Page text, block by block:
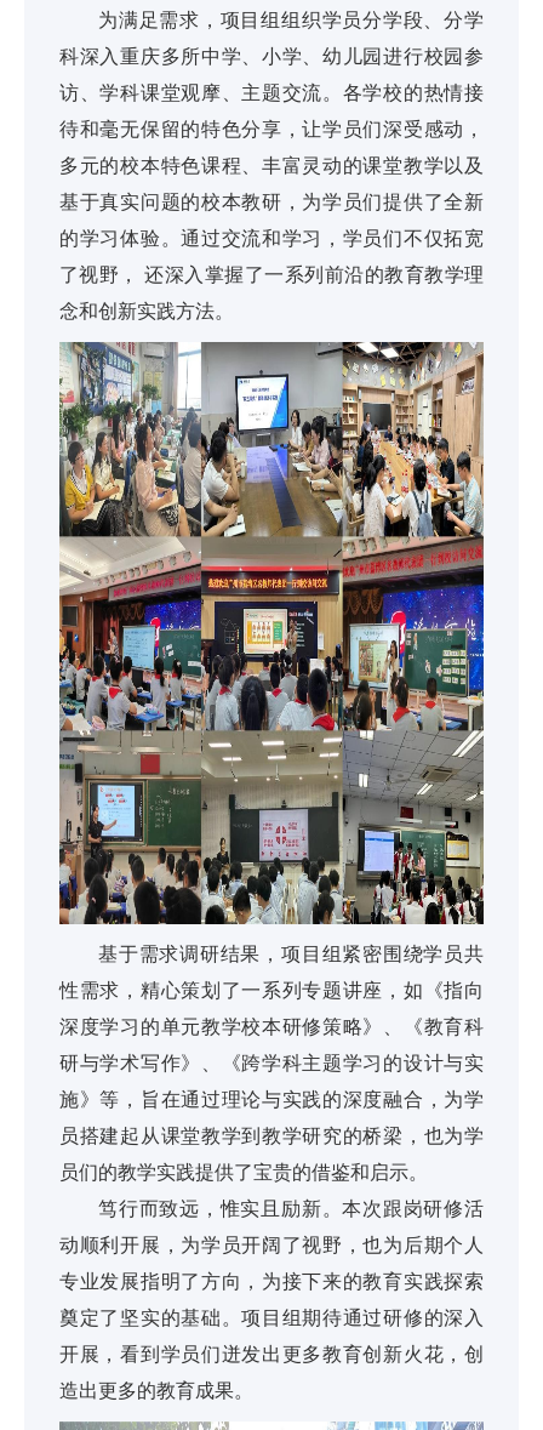
为满足需求，项目组组织学员分学段、分学
科深入重庆多所中学、小学、幼儿园进行校园参
访、学科课堂观摩、主题交流。各学校的热情接
待和毫无保留的特色分享，让学员们深受感动，
多元的校本特色课程、丰富灵动的课堂教学以及
基于真实问题的校本教研，为学员们提供了全新
的学习体验。通过交流和学习，学员们不仅拓宽
了视野， 还深入掌握了一系列前沿的教育教学理
念和创新实践方法。
基于需求调研结果，项目组紧密围绕学员共
性需求，精心策划了一系列专题讲座，如《指向
深度学习的单元教学校本研修策略》、《教育科
研与学术写作》、《跨学科主题学习的设计与实
施》等，旨在通过理论与实践的深度融合，为学
员搭建起从课堂教学到教学研究的桥梁，也为学
员们的教学实践提供了宝贵的借鉴和启示。
笃行而致远，惟实且励新。本次跟岗研修活
动顺利开展，为学员开阔了视野，也为后期个人
专业发展指明了方向，为接下来的教育实践探索
奠定了坚实的基础。项目组期待通过研修的深入
开展，看到学员们迸发出更多教育创新火花，创
造出更多的教育成果。